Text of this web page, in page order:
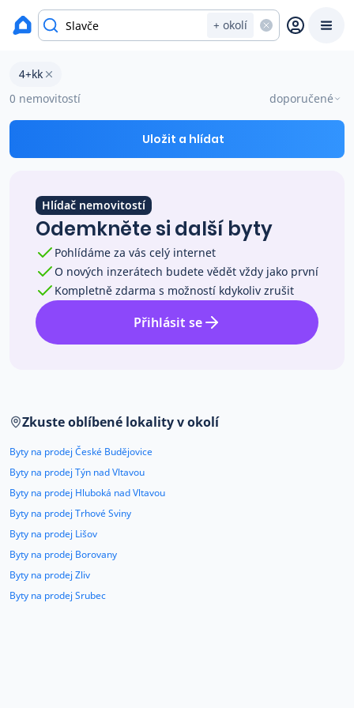
+ okolí
Prodat
Prodej s Reas.cz
Ceny prodaných nemovitostí
Okamžitý výkup
Přehled realitních makléřů
O nás
Kariéra
Kontakt
okres České Budějovice
Byty 4+kk na prodej Slavče
4+kk
0 nemovitostí
doporučené
Uložit a hlídat
Hlídač nemovitostí
Odemkněte si další byty
Pohlídáme za vás celý internet
O nových inzerátech budete vědět vždy jako první
Kompletně zdarma s možností kdykoliv zrušit
Přihlásit se
Zkuste oblíbené lokality v okolí
Byty na prodej České Budějovice
Byty na prodej Týn nad Vltavou
Byty na prodej Hluboká nad Vltavou
Byty na prodej Trhové Sviny
Byty na prodej Lišov
Byty na prodej Borovany
Byty na prodej Zliv
Byty na prodej Srubec